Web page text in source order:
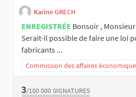
Karine GRECH
ENREGISTRÉE Bonsoir ,
Serait-il possible de faire une loi
fabricants ...
Commission des affaires
3/100 000 SIGNATURES